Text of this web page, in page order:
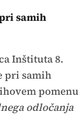
samih
Inštituta 8.
pri samih
pomenu
odločanja